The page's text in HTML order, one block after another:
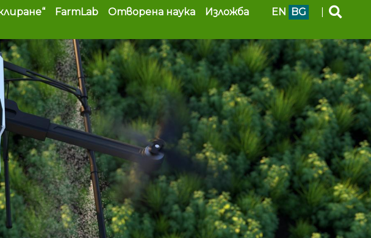
FarmLab Отворена наука Изложба EN BG